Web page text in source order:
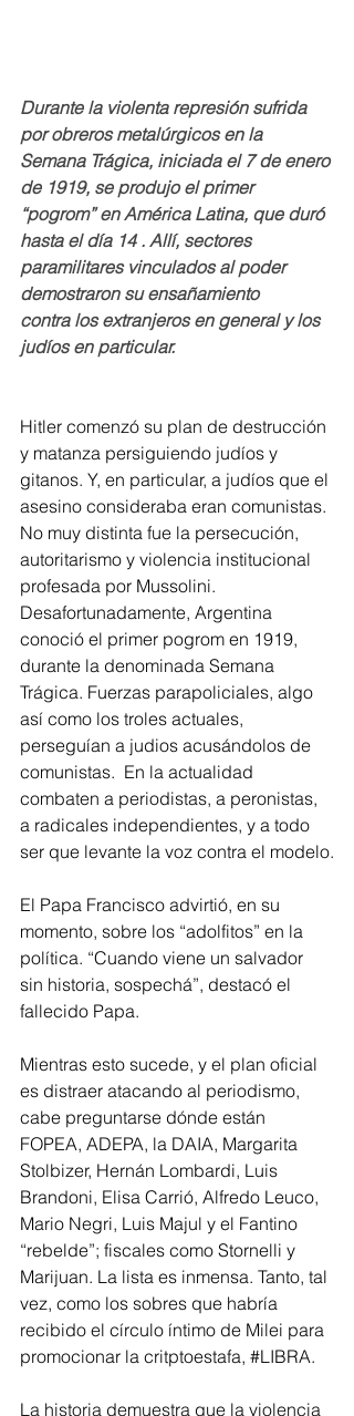
Durante la violenta represión sufrida
por obreros metalúrgicos en la
Semana Trágica, iniciada el 7 de enero
de 1919, se produjo el primer
“pogrom” en América Latina, que duró
hasta el día 14 . Allí, sectores
paramilitares vinculados al poder
demostraron su ensañamiento
contra los extranjeros en general y los
judíos en particular.
Hitler comenzó su plan de destrucción
y matanza persiguiendo judíos y
gitanos. Y, en particular, a judíos que el
asesino consideraba eran comunistas.
No muy distinta fue la persecución,
autoritarismo y violencia institucional
profesada por Mussolini.
Desafortunadamente, Argentina
conoció el primer pogrom en 1919,
durante la denominada Semana
Trágica. Fuerzas parapoliciales, algo
así como los troles actuales,
perseguían a judios acusándolos de
comunistas.  En la actualidad
combaten a periodistas, a peronistas,
a radicales independientes, y a todo
ser que levante la voz contra el modelo.
El Papa Francisco advirtió, en su
momento, sobre los “adolfitos” en la
política. “Cuando viene un salvador
sin historia, sospechá”, destacó el
fallecido Papa.
Mientras esto sucede, y el plan oficial
es distraer atacando al periodismo,
cabe preguntarse dónde están
FOPEA, ADEPA, la DAIA, Margarita
Stolbizer, Hernán Lombardi, Luis
Brandoni, Elisa Carrió, Alfredo Leuco,
Mario Negri, Luis Majul y el Fantino
“rebelde”; fiscales como Stornelli y
Marijuan. La lista es inmensa. Tanto, tal
vez, como los sobres que habría
recibido el círculo íntimo de Milei para
promocionar la critptoestafa, #LIBRA.
La historia demuestra que la violencia